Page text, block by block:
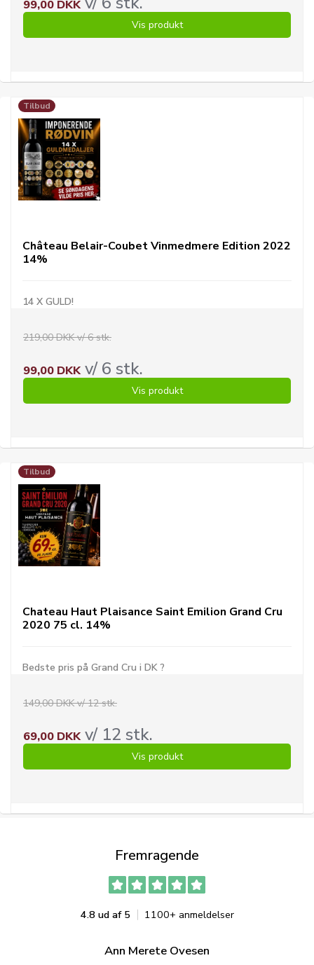
99,00 DKK
Vis produkt
Tilbud
Château Belair-Coubet Vinmedmere Edition 2022
14%
14 X GULD!
219,00 DKK v/ 6 stk.
99,00 DKKv/ 6 stk.
Vis produkt
Tilbud
Chateau Haut Plaisance Saint Emilion Grand Cru
2020 75 cl. 14%
Bedste pris på Grand Cru i DK ?
149,00 DKK v/ 12 stk.
69,00 DKKv/ 12 stk.
Vis produkt
Fremragende
4.8 ud af 5 1100+ anmeldelser
Ann Merete Ovesen